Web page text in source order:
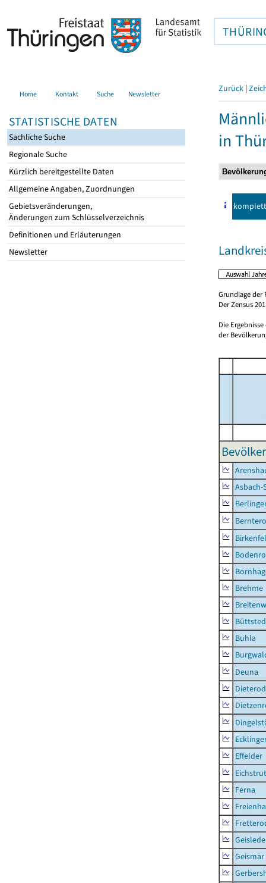
Home Kontakt Suche Newsletter
STATISTISCHE DATEN
Sachliche Suche
Regionale Suche
Kürzlich bereitgestellte Daten
Allgemeine Angaben, Zuordnungen
Gebietsveränderungen,
Änderungen zum Schlüsselverzeichnis
Definitionen und Erläuterungen
Newsletter
Zurück |
in
komplett
Grundlage der
Der Zensus
Die
der
Asbach-
Brehme
Buhla
Deuna
Effelder
Ferna
Geismar